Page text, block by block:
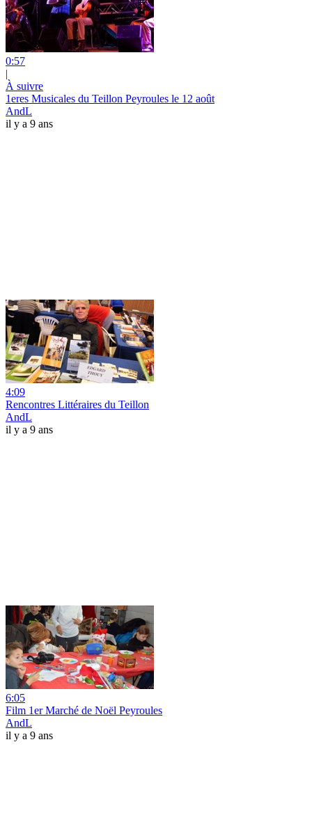
0:57
|
À suivre
1eres Musicales du Teillon Peyroules le 12 août
AndL
il y a 9 ans
4:09
Rencontres Littéraires du Teillon
AndL
il y a 9 ans
6:05
Film 1er Marché de Noël Peyroules
AndL
il y a 9 ans